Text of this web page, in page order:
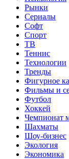
Рынки
Сериалы
Софт
Спорт
ТВ
Теннис
Технологии
Тренды
Фигурное
Фильмы и
Футбол
Хоккей
Чемпионат
Шахматы
Шоу-бизнес
Экология
Экономика